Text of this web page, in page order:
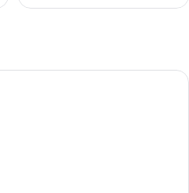
s
Une chambre avec un lit superposé